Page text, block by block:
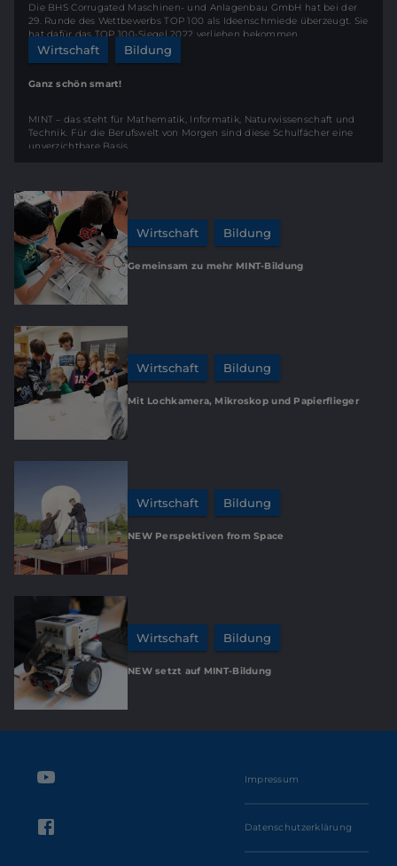
Die BHS Corrugated Maschinen- und Anlagenbau GmbH hat bei der
29. Runde des Wettbewerbs TOP 100 als Ideenschmiede überzeugt. Sie
hat dafür das TOP 100-Siegel 2022 verliehen bekommen.
Wirtschaft Bildung
Ganz schön smart!
MINT – das steht für Mathematik, Informatik, Naturwissenschaft und
Technik. Für die Berufswelt von Morgen sind diese Schulfächer eine
unverzichtbare Basis.
Wirtschaft Bildung
Gemeinsam zu mehr MINT-Bildung
Wirtschaft Bildung
Mit Lochkamera, Mikroskop und Papierflieger
Wirtschaft Bildung
NEW Perspektiven from Space
Wirtschaft Bildung
NEW setzt auf MINT-Bildung
Impressum
Datenschutzerklärung